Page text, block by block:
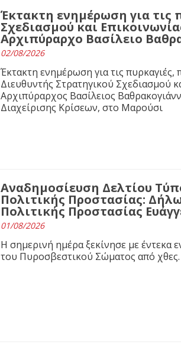
Έκτακτη ενημέρωση για τις
Σχεδιασμού και
Αρχιπύραρχο Βασίλειο
02/08/2026
Έκτακτη ενημέρωση για τις
Διευθυντής Στρατηγικού Σχεδιασμού
Αρχιπύραρχος Βασίλειος
Διαχείρισης Κρίσεων, στο Μαρούσι
Αναδημοσίευση Δελτίου
Πολιτικής Προστασίας:
Πολιτικής Προστασίας
01/08/2026
Η σημερινή ημέρα ξεκίνησε με έντεκα
του Πυροσβεστικού Σώματος από χθες.